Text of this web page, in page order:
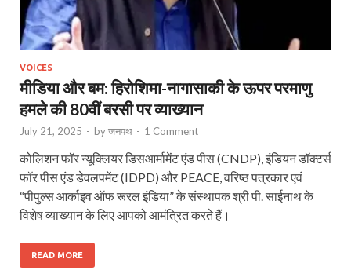
VOICES
मीडिया और बम: हिरोशिमा-नागासाकी के ऊपर परमाणु
हमले की 80वीं बरसी पर व्याख्यान
July 21, 2025 - byजनपथ - 1 Comment
कोलिशन फॉर न्यूक्लियर डिसआर्मामेंट एंड पीस (CNDP), इंडियन डॉक्टर्स
फॉर पीस एंड डेवलपमेंट (IDPD) और PEACE, वरिष्ठ पत्रकार एवं
“पीपुल्स आर्काइव ऑफ रूरल इंडिया” के संस्थापक श्री पी. साईनाथ के
विशेष व्याख्यान के लिए आपको आमंत्रित करते हैं।
READ MORE